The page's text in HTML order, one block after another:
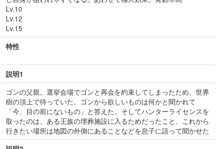
Lv.10
Lv.12
Lv.15
特性
説明1
ゴンの父親。選挙会場でゴンと再会を約束してしまったため、世界
樹の頂上で待っていた。ゴンから欲しいものは何かと聞かれて
「今、目の前にないもの」と答えた。そしてハンターライセンスを
取ったのは、ある王族の埋葬施設に入るためだったこと、これから
行きたい場所は地図の外側にあることなどを息子に語って聞かせた